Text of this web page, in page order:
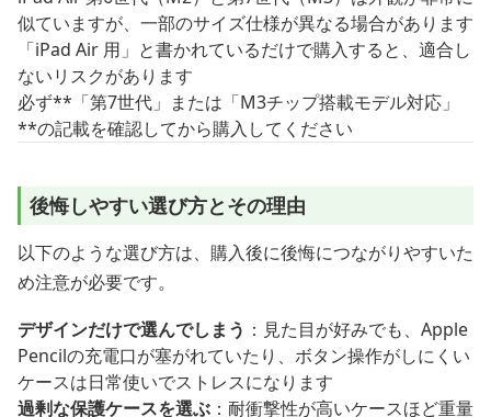
似ていますが、一部のサイズ仕様が異なる場合があります
「iPad Air 用」と書かれているだけで購入すると、適合し
ないリスクがあります
必ず**「第7世代」または「M3チップ搭載モデル対応」
**の記載を確認してから購入してください
後悔しやすい選び方とその理由
以下のような選び方は、購入後に後悔につながりやすいた
め注意が必要です。
デザインだけで選んでしまう ：見た目が好みでも、Apple
Pencilの充電口が塞がれていたり、ボタン操作がしにくい
ケースは日常使いでストレスになります
過剰な保護ケースを選ぶ ：耐衝撃性が高いケースほど重量